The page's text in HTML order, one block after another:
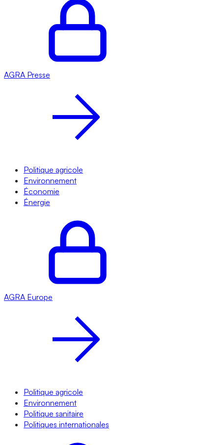
AGRA Presse
Politique agricole
Environnement
Économie
Énergie
AGRA Europe
Politique agricole
Environnement
Politique sanitaire
Politiques internationales